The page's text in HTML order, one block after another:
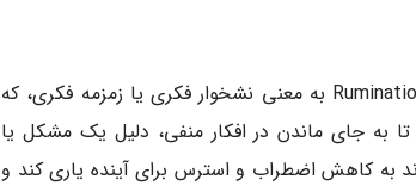
مطالعات نشان داده است که فکر مطلعی می تواند به متوقف کردن Rumination به معنی نشخوار فکری یا زمزمه فکری، که
به جای ماندن در افکار منفی، دلیل یک مشکل یا
به کاهش اضطراب و استرس برای آینده یاری کند و